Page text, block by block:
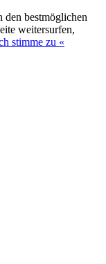
den bestmöglichen
weitersurfen,
stimme zu «